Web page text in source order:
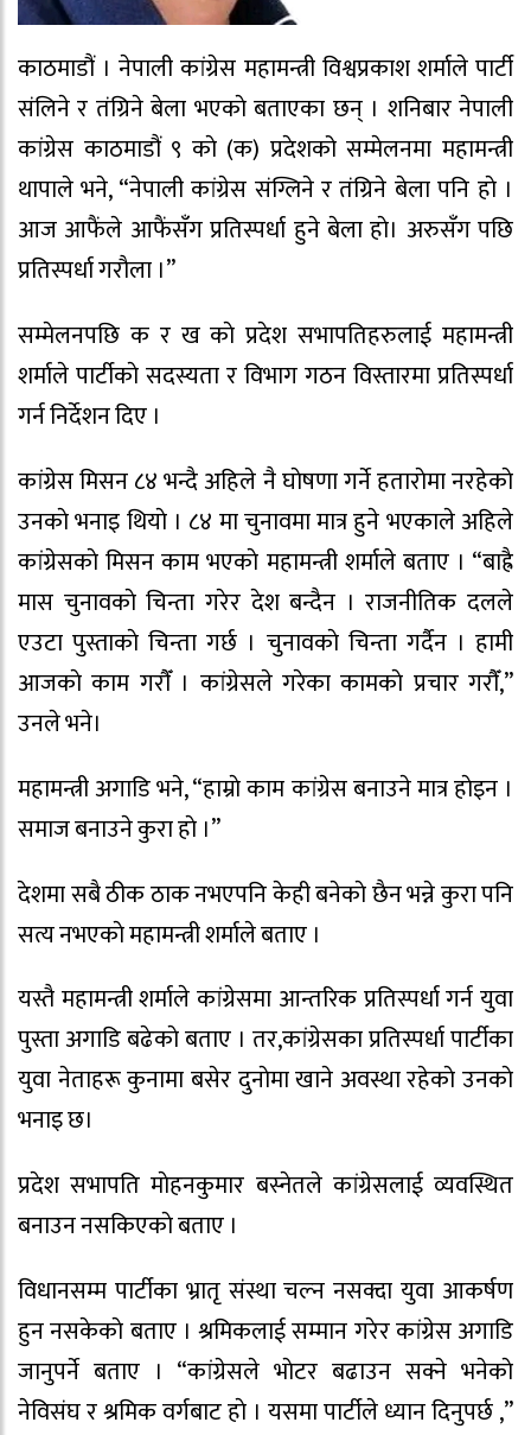
काठमाडौं । नेपाली कांग्रेस महामन्त्री विश्वप्रकाश शर्माले पार्टी
संलिने र तंग्रिने बेला भएकाे बताएका छन् । शनिबार नेपाली
कांग्रेस काठमाडौं ९ काे (क) प्रदेशको सम्मेलनमा महामन्त्री
थापाले भने, “नेपाली कांग्रेस संग्लिने र तंग्रिने बेला पनि हाे ।
आज आफैंले आफैंसँग प्रतिस्पर्धा हुने बेला हाे। अरुसँग पछि
प्रतिस्पर्धा गराैला ।”
सम्मेलनपछि क र ख काे प्रदेश सभापतिहरुलाई महामन्त्री
शर्माले पार्टीकाे सदस्यता र विभाग गठन विस्तारमा प्रतिस्पर्धा
गर्न निर्देशन दिए ।
कांग्रेस मिसन ८४ भन्द‌ै अहिले नै घाेषणा गर्ने हताराेमा नरहेकाे
उनकाे भनाइ थियाे । ८४ मा चुनावमा मात्र हुने भएकाले अहिले
कांग्रेसकाे मिसन काम भएकाे महामन्त्री शर्माले बताए । “बाह्रै
मास चुनावकाे चिन्ता गरेर देश बन्दैन । राजनीतिक दलले
एउटा पुस्ताकाे चिन्ता गर्छ । चुनावकाे चिन्ता गर्दैन । हामी
आजकाे काम गराैँ । कांग्रेसले गरेका कामकाे प्रचार गराैँ,”
उनले भने।
महामन्त्री अगाडि भने, “हाम्राे काम कांग्रेस बनाउने मात्र हाेइन ।
समाज बनाउने कुरा हाे ।”
देशमा सबै ठीक ठाक नभएपनि केही बनेकाे छैन भन्ने कुरा पनि
सत्य नभएकाे महामन्त्री शर्माले बताए ।
यस्तै महामन्त्री शर्माले कांग्रेसमा आन्तरिक प्रतिस्पर्धा गर्न युवा
पुस्ता अगाडि बढेकाे बताए । तर,कांग्रेसका प्रतिस्पर्धा पार्टीका
युवा नेताहरू कुनामा बसेर दुनाेमा खाने अवस्था रहेकाे उनकाे
भनाइ छ।
प्रदेश सभापति माेहनकुमार बस्नेतले कांग्रेसलाई व्यवस्थित
बनाउन नसकिएकाे बताए ।
विधानसम्म पार्टीका भ्रातृ संस्था चल्न नसक्दा युवा आकर्षण
हुन नसकेकाे बताए । श्रमिकलाई सम्मान गरेर कांग्रेस अगाडि
जानुपर्ने बताए । “कांग्रेसले भाेटर बढाउन सक्ने भनेकाे
नेविसंघ र श्रमिक वर्गबाट हाे । यसमा पार्टीले ध्यान दिनुपर्छ ,”